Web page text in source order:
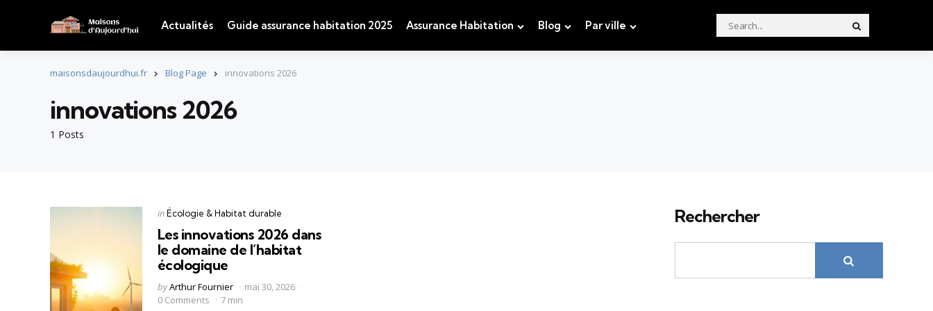
Actualités Guide assurance habitation 2025 Assurance Habitation Blog Par ville
Search
for:
maisonsdaujourdhui.fr Blog Page innovations 2026
1 Posts
innovations 2026
Categories
Posted
in Écologie & Habitat durable
Les innovations 2026 dans
le domaine de l’habitat
écologique
Posted
by
byArthur Fournier
mai 30, 2026
0 Comments
7 min
Rechercher